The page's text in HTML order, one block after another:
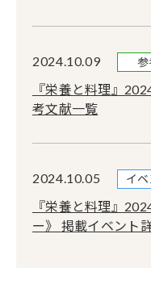
2024.10.09
『栄養と料理』
考文献一覧
2024.10.05 イ
『栄養と料理』
ー》 掲載イベント